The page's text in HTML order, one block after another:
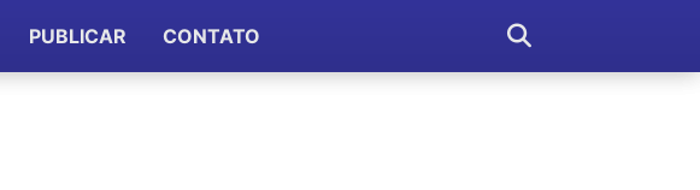
PUBLICAR CONTATO